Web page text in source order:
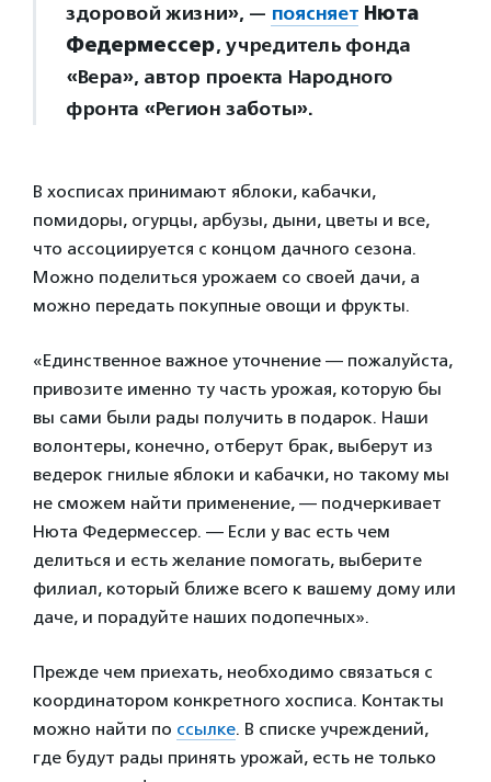
здоровой жизни», — поясняет Нюта
Федермессер, учредитель фонда
«Вера», автор проекта Народного
фронта «Регион заботы».
В хосписах принимают яблоки, кабачки,
помидоры, огурцы, арбузы, дыни, цветы и все,
что ассоциируется с концом дачного сезона.
Можно поделиться урожаем со своей дачи, а
можно передать покупные овощи и фрукты.
«Единственное важное уточнение — пожалуйста,
привозите именно ту часть урожая, которую бы
вы сами были рады получить в подарок. Наши
волонтеры, конечно, отберут брак, выберут из
ведерок гнилые яблоки и кабачки, но такому мы
не сможем найти применение, — подчеркивает
Нюта Федермессер. — Если у вас есть чем
делиться и есть желание помогать, выберите
филиал, который ближе всего к вашему дому или
даче, и порадуйте наших подопечных».
Прежде чем приехать, необходимо связаться с
координатором конкретного хосписа. Контакты
можно найти по ссылке. В списке учреждений,
где будут рады принять урожай, есть не только